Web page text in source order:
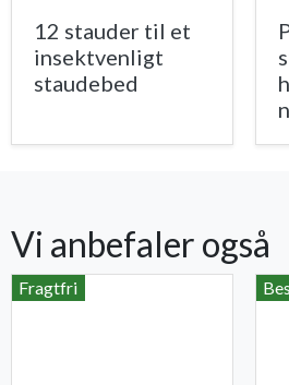
12 stauder til et
insektvenligt
staudebed
Vi anbefaler også
Fragtfri